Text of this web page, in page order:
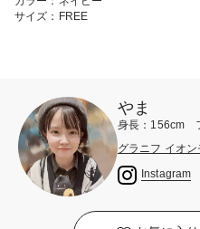
サイズ：FREE
やま
身長：156cm
グラニフ イオ
Instagram